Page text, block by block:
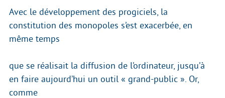
Avec le développement des progiciels, la
constitution des monopoles s’est exacerbée, en
même temps
que se réalisait la diffusion de l’ordinateur, jusqu’à
en faire aujourd’hui un outil « grand-public ». Or,
comme